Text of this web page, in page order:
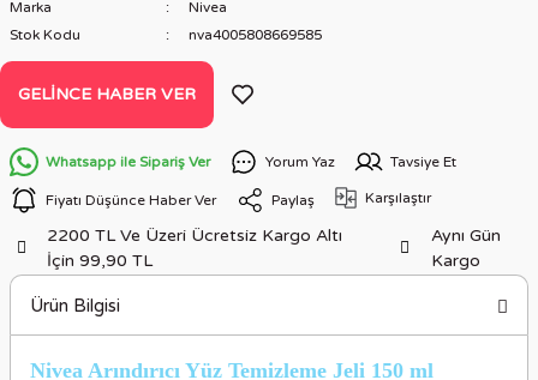
Marka
Nivea
Stok Kodu
nva4005808669585
GELINCE HABER VER
Whatsapp ile Sipariş Ver Yorum Yaz Tavsiye Et
Fiyatı Düşünce Haber Ver Paylaş Karşılaştır
2200 TL Ve Üzeri Ücretsiz Kargo Altı
İçin 99,90 TL
Aynı Gün
Kargo
Ürün Bilgisi
Nivea Arındırıcı Yüz Temizleme Jeli 150 ml